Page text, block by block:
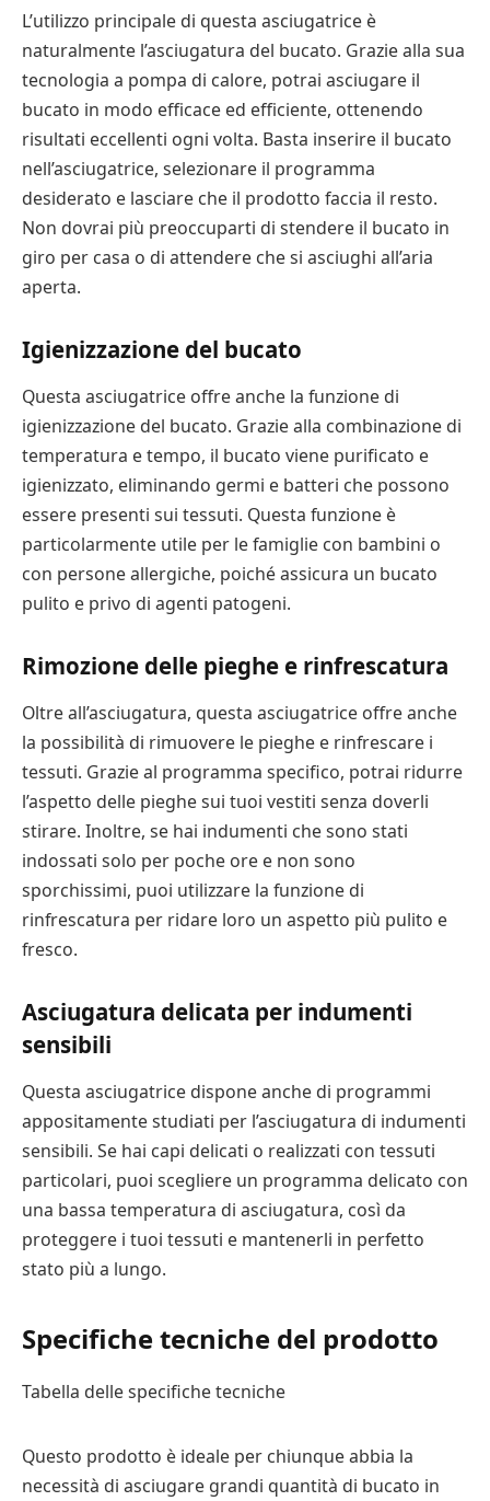
L’utilizzo principale di questa asciugatrice è
naturalmente l’asciugatura del bucato. Grazie alla sua
tecnologia a pompa di calore, potrai asciugare il
bucato in modo efficace ed efficiente, ottenendo
risultati eccellenti ogni volta. Basta inserire il bucato
nell’asciugatrice, selezionare il programma
desiderato e lasciare che il prodotto faccia il resto.
Non dovrai più preoccuparti di stendere il bucato in
giro per casa o di attendere che si asciughi all’aria
aperta.
Igienizzazione del bucato
Questa asciugatrice offre anche la funzione di
igienizzazione del bucato. Grazie alla combinazione di
temperatura e tempo, il bucato viene purificato e
igienizzato, eliminando germi e batteri che possono
essere presenti sui tessuti. Questa funzione è
particolarmente utile per le famiglie con bambini o
con persone allergiche, poiché assicura un bucato
pulito e privo di agenti patogeni.
Rimozione delle pieghe e rinfrescatura
Oltre all’asciugatura, questa asciugatrice offre anche
la possibilità di rimuovere le pieghe e rinfrescare i
tessuti. Grazie al programma specifico, potrai ridurre
l’aspetto delle pieghe sui tuoi vestiti senza doverli
stirare. Inoltre, se hai indumenti che sono stati
indossati solo per poche ore e non sono
sporchissimi, puoi utilizzare la funzione di
rinfrescatura per ridare loro un aspetto più pulito e
fresco.
Asciugatura delicata per indumenti
sensibili
Questa asciugatrice dispone anche di programmi
appositamente studiati per l’asciugatura di indumenti
sensibili. Se hai capi delicati o realizzati con tessuti
particolari, puoi scegliere un programma delicato con
una bassa temperatura di asciugatura, così da
proteggere i tuoi tessuti e mantenerli in perfetto
stato più a lungo.
Specifiche tecniche del prodotto
Tabella delle specifiche tecniche
Questo prodotto è ideale per chiunque abbia la
necessità di asciugare grandi quantità di bucato in